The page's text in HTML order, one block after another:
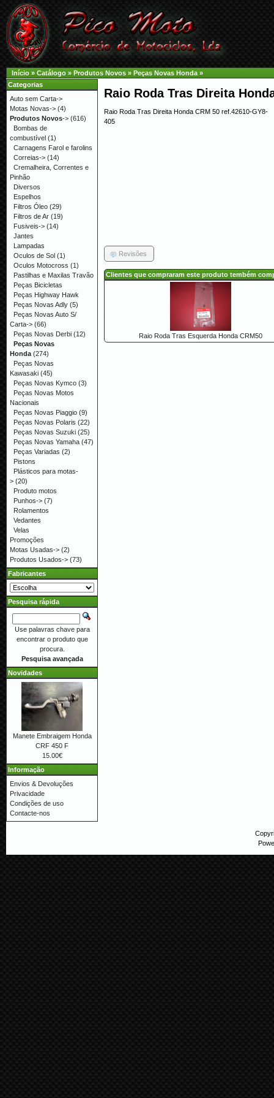
Início » Catálogo » Produtos Novos » Peças Novas Honda »
Raio Roda Tras Direita
Raio Roda Tras Direita Honda CRM 50 ref.42610-GY8-
405
Revisões
Clientes que compraram este produto tembém
Raio Roda Tras Esquerda Honda CRM50
Categorias
Auto sem Carta->
Motas Novas-> (4)
Produtos Novos-> (616)
Bombas de
combustível (1)
Carnagens Farol e farolins
Correias-> (14)
Cremalheira, Correntes e
Pinhão
Diversos
Espelhos
Filtros Óleo (29)
Filtros de Ar (19)
Fusiveis-> (14)
Jantes
Lampadas
Oculos de Sol (1)
Oculos Motocross (1)
Pastilhas e Maxilas Travão
Peças Bicicletas
Peças Highway Hawk
Peças Novas Adly (5)
Peças Novas Auto S/
Carta-> (66)
Peças Novas Derbi (12)
Peças Novas
Honda (274)
Peças Novas
Kawasaki (45)
Peças Novas Kymco (3)
Peças Novas Motos
Nacionais
Peças Novas Piaggio (9)
Peças Novas Polaris (22)
Peças Novas Suzuki (25)
Peças Novas Yamaha (47)
Peças Variadas (2)
Pistons
Plásticos para motas-
> (20)
Produto motos
Punhos-> (7)
Rolamentos
Vedantes
Velas
Promoções
Motas Usadas-> (2)
Produtos Usados-> (73)
Fabricantes
Pesquisa rápida
Use palavras chave para
encontrar o produto que
procura.
Pesquisa avançada
Novidades
Manete Embraigem Honda
CRF 450 F
15.00€
Informação
Envios & Devoluções
Privacidade
Condições de uso
Contacte-nos